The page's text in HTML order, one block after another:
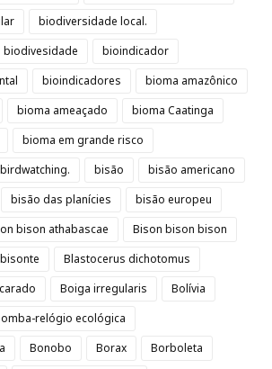
biodiversidade local.
biodivesidade
bioindicador
bioindicadores
bioma amazônico
bioma ameaçado
bioma Caatinga
bioma em grande risco
birdwatching. bisão
bisão americano
bisão das planícies
bisão europeu
bison athabascae
Bison bison bison
bisonte
Blastocerus dichotomus
Boiga irregularis
Bolívia
relógio ecológica
Bonobo Borax
Borboleta